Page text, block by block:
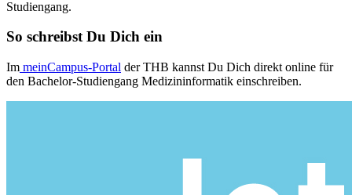
Studiengang.
So schreibst Du Dich ein
Im meinCampus-Portal der THB kannst Du Dich direkt online für
den Bachelor-Studiengang Medizininformatik einschreiben.